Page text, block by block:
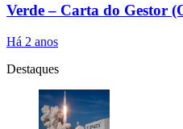
Verde – Carta do Gestor
Há 2 anos
Destaques